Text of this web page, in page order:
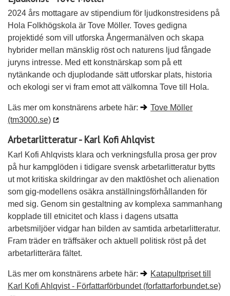
2024 års mottagare av stipendium för ljudkonstresidens på
Hola Folkhögskola är Tove Möller. Toves gedigna
projektidé som vill utforska Ångermanälven och skapa
hybrider mellan mänsklig röst och naturens ljud fångade
juryns intresse. Med ett konstnärskap som på ett
nytänkande och djuplodande sätt utforskar plats, historia
och ekologi ser vi fram emot att välkomna Tove till Hola.
Läs mer om konstnärens arbete här:
Tove Möller
(tm3000.se)
Arbetarlitteratur - Karl Kofi Ahlqvist
Karl Kofi Ahlqvists klara och verkningsfulla prosa ger prov
på hur kampglöden i tidigare svensk arbetarlitteratur bytts
ut mot kritiska skildringar av den maktlöshet och alienation
som gig-modellens osäkra anställningsförhållanden för
med sig. Genom sin gestaltning av komplexa sammanhang
kopplade till etnicitet och klass i dagens utsatta
arbetsmiljöer vidgar han bilden av samtida arbetarlitteratur.
Fram träder en träffsäker och aktuell politisk röst på det
arbetarlitterära fältet.
Läs mer om konstnärens arbete här:
Katapultpriset till
Karl Kofi Ahlqvist - Författarförbundet (forfattarforbundet.se)